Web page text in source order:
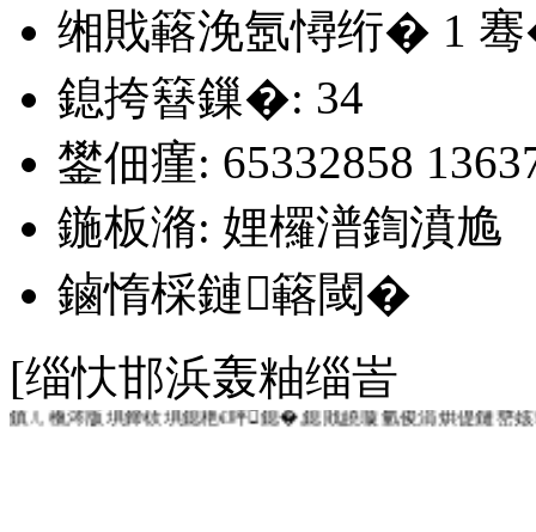
缃戝簵浼氬憳绗� 1
鎴挎簮鏁�: 34
鐢佃瘽: 65332858
鍦板潃: 娌欏潽鍧濆尯
鏀惰棌鏈簵閾�
[缁忕邯浜轰粙缁峕
涓撲笟鏄竴绉嶇簿绁� 涓撴敞鏄竴绉嶆€佸害 璇氫俊鏄
鎮ㄦ槸涔版埧鍗栨埧鎴栬€呯鎴�,鎴戝皢璇氫俊涓烘偍鏈嶅姟